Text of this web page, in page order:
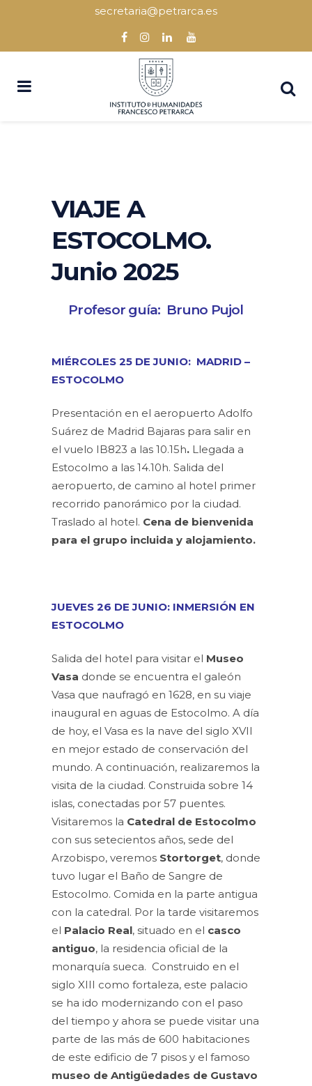
secretaria@petrarca.es
VIAJE A
ESTOCOLMO.
Junio 2025
Profesor guía: Bruno Pujol
MIÉRCOLES 25 DE JUNIO: MADRID –
ESTOCOLMO
Presentación en el aeropuerto Adolfo
Suárez de Madrid Bajaras para salir en
el vuelo IB823 a las 10.15h. Llegada a
Estocolmo a las 14.10h. Salida del
aeropuerto, de camino al hotel primer
recorrido panorámico por la ciudad.
Traslado al hotel. Cena de bienvenida
para el grupo incluida y alojamiento.
JUEVES 26 DE JUNIO: INMERSIÓN EN
ESTOCOLMO
Salida del hotel para visitar el Museo
Vasa donde se encuentra el galeón
Vasa que naufragó en 1628, en su viaje
inaugural en aguas de Estocolmo. A día
de hoy, el Vasa es la nave del siglo XVII
en mejor estado de conservación del
mundo. A continuación, realizaremos la
visita de la ciudad. Construida sobre 14
islas, conectadas por 57 puentes.
Visitaremos la Catedral de Estocolmo
con sus setecientos años, sede del
Arzobispo, veremos Stortorget, donde
tuvo lugar el Baño de Sangre de
Estocolmo. Comida en la parte antigua
con la catedral. Por la tarde visitaremos
el Palacio Real, situado en el casco
antiguo, la residencia oficial de la
monarquía sueca. Construido en el
siglo XIII como fortaleza, este palacio
se ha ido modernizando con el paso
del tiempo y ahora se puede visitar una
parte de las más de 600 habitaciones
de este edificio de 7 pisos y el famoso
museo de Antigüedades de Gustavo